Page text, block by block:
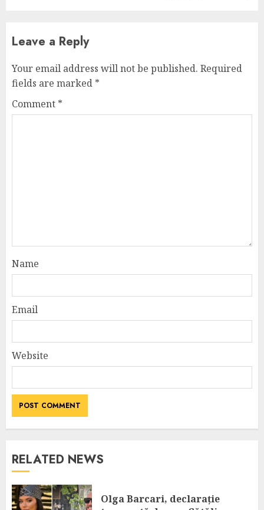
Leave a Reply
Your email address will not be published. Required
fields are marked *
Comment *
Name
Email
Website
RELATED NEWS
Olga Barcari, declarație